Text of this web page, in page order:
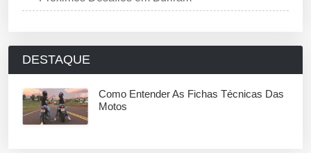
DESTAQUE
Como Entender As Fichas Técnicas Das
Motos